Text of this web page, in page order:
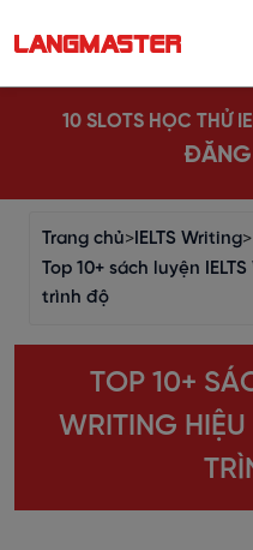
10 SLOTS HỌC THỬ
ĐĂNG
Trang chủ> IELTS Writing>
Top 10+ sách luyện
trình độ
TOP 10+
WRITING